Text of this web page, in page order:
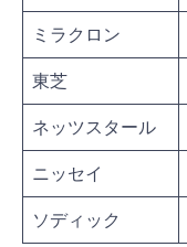
ミラクロン
東芝
ネッツスタール
ニッセイ
ソディック